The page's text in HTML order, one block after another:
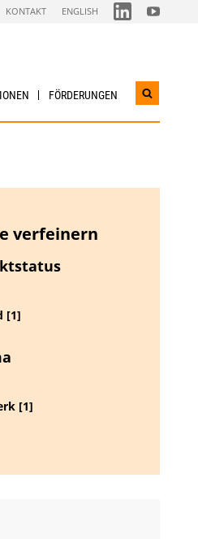
KONTAKT ENGLISH FOLGEN
SIE
FOLGEN
SIE
FÖRDERUNGEN
verfeinern
[1]
[1]